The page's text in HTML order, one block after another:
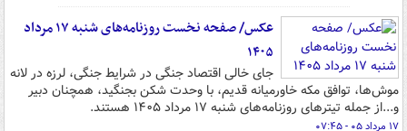
عکس/ صفحه نخست روزنامه‌های شنبه ۱۷ مرداد
۱۴۰۵
جای خالی اقتصاد جنگی در شرایط جنگی، لرزه در لانه
موش‌ها، توافق مکه خاورمیانه قدیم، با وحدت شکن بجنگید، همچنان دبیر
و...از جمله تیترهای روزنامه‌های شنبه ۱۷ مرداد ۱۴۰۵ هستند.
۱۷ مرداد ۰۵ - ۰۷:۴۵